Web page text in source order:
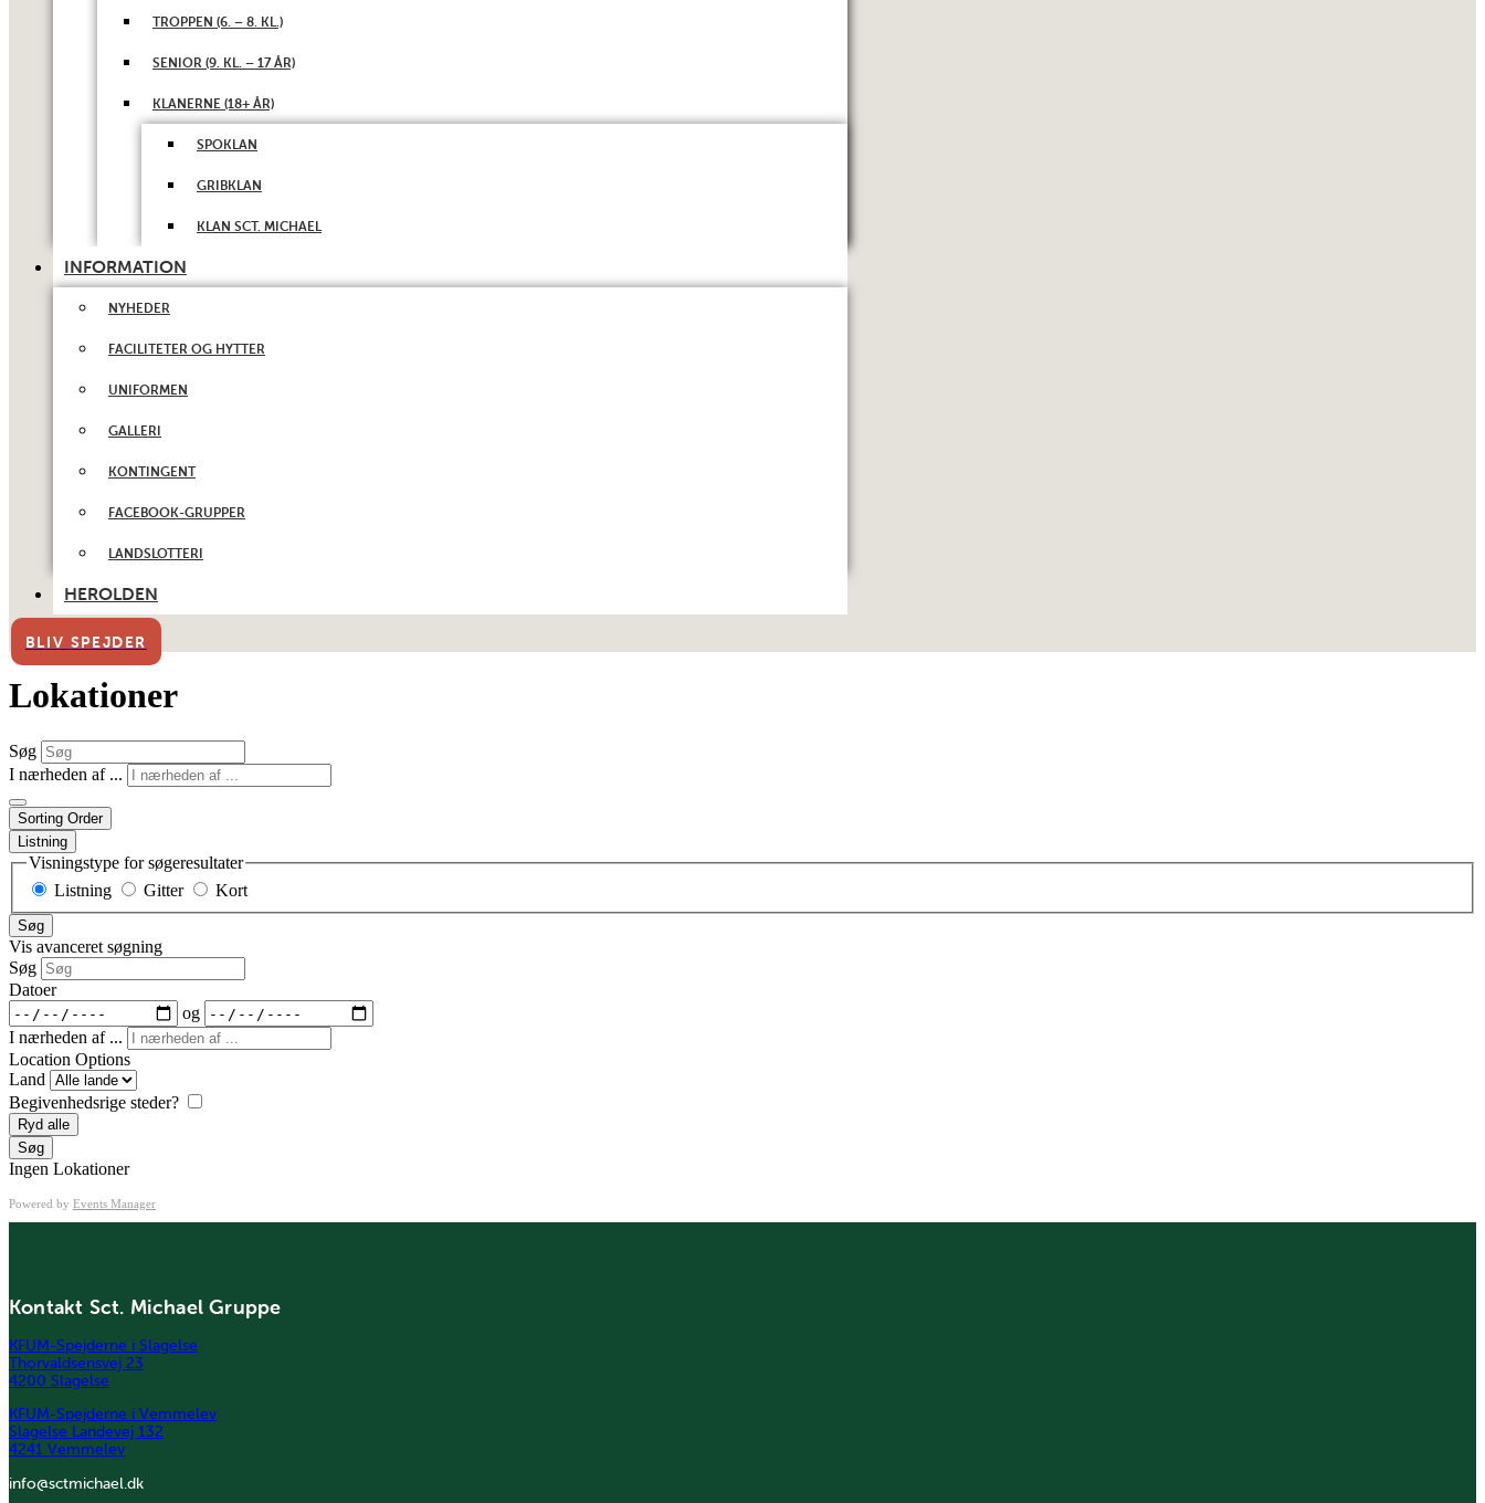
TROPPEN (6. – 8. KL.)
SENIOR (9. KL. – 17 ÅR)
KLANERNE (18+ ÅR)
SPOKLAN
GRIBKLAN
KLAN SCT. MICHAEL
INFORMATION
NYHEDER
FACILITETER OG HYTTER
UNIFORMEN
GALLERI
KONTINGENT
FACEBOOK-GRUPPER
LANDSLOTTERI
HEROLDEN
BLIV SPEJDER
Lokationer
Søg
I nærheden af ...
Sorting Order
Listning
Visningstype for søgeresultater
Listning
Gitter Kort
Søg
Vis avanceret søgning
Søg
Datoer
og
I nærheden af ...
Location Options
Land
Begivenhedsrige steder?
Ryd alle
Søg
Ingen Lokationer
Powered by Events Manager
Kontakt Sct. Michael Gruppe
KFUM-Spejderne i Slagelse
Thorvaldsensvej 23
4200 Slagelse
KFUM-Spejderne i Vemmelev
Slagelse Landevej 132
4241 Vemmelev
info@sctmichael.dk